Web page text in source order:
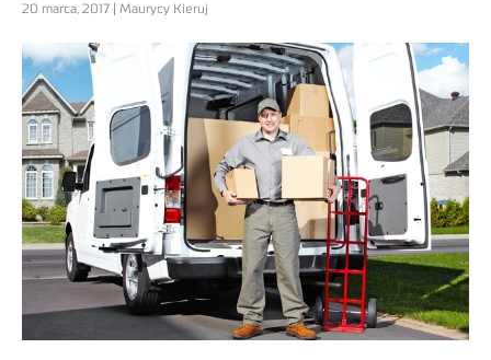
20 marca, 2017 | Maurycy Kieruj